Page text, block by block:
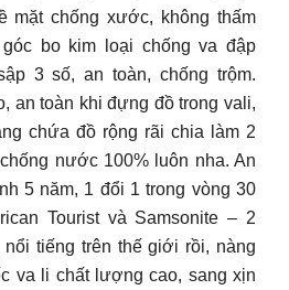
mặt chống xước, không thấm
bo kim loại chống va đập
3 số, an toàn, chống trộm.
an toàn khi đựng đồ trong vali,
chứa đồ rộng rãi chia làm 2
nước 100% luôn nha. An
5 năm, 1 đổi 1 trong vòng 30
Tourist và Samsonite – 2
tiếng trên thế giới rồi, nàng
va li chất lượng cao, sang xịn